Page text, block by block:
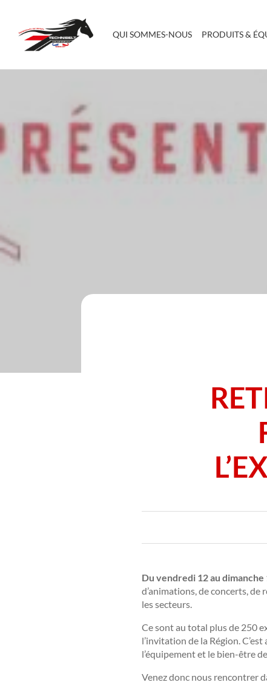
QUI SOMMES-NOUS PRODUITS &
Du vendredi 12 au
d’animations, de concerts,
les secteurs.
Ce sont au total plus de 250
l’invitation de la Région.
l’équipement et le bien-être
Venez donc nous rencontrer